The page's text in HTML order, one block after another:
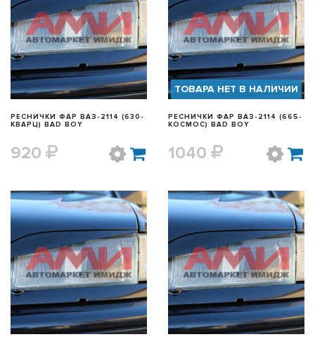
БЫСТРЫЙ ПРОСМОТР
РЕСНИЧКИ ФАР ВАЗ-2114 (630-
КВАРЦ) BAD BOY
920
БЫСТРЫЙ ПРОСМОТР
ТОВАРА НЕТ В НАЛИЧИИ
РЕСНИЧКИ ФАР ВАЗ-2114 (665-
КОСМОС) BAD BOY
1040
БЫСТРЫЙ ПРОСМОТР БЫСТРЫЙ ПРОСМОТР